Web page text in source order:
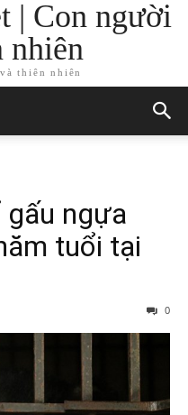
| Con người
nhiên
thiên nhiên
gấu ngựa
tuổi tại
0